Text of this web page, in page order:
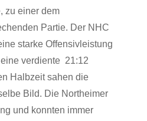
zu einer dem
Partie. Der NHC
starke Offensivleistung
verdiente 21:12
Halbzeit sahen die
Bild. Die Northeimer
und konnten immer